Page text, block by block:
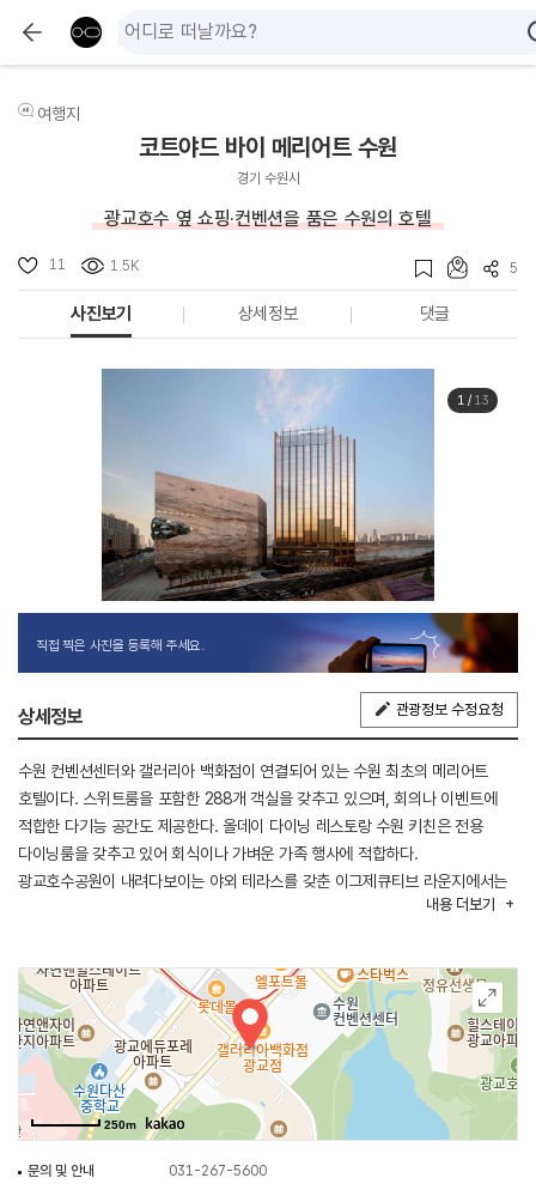
여행지
코트야드 바이 메리어트 수원
경기 수원시
광교호수 옆 쇼핑·컨벤션을 품은 수원의 호텔
11 1.5K 5
사진보기 상세정보 댓글
1/ 13
직접 찍은 사진을 등록해 주세요.
상세정보 관광정보 수정요청
수원 컨벤션센터와 갤러리아 백화점이 연결되어 있는 수원 최초의 메리어트
호텔이다. 스위트룸을 포함한 288개 객실을 갖추고 있으며, 회의나 이벤트에
적합한 다기능 공간도 제공한다. 올데이 다이닝 레스토랑 수원 키친은 전용
다이닝룸을 갖추고 있어 회식이나 가벼운 가족 행사에 적합하다.
광교호수공원이 내려다보이는 야외 테라스를 갖춘 이그제큐티브 라운지에서는
무료 조식과 해피아워, 종일 다과를 제공한다. 럭셔리한 라운지 바 TLT(더
센터에서 운동으로 활력과 에너지를 충전할 수 있다. 호텔은 광교중앙역에서
6분, 강남역에서 30분 거리에 위치해 있다.
내용 더보기
250m
문의 및 안내
031-267-5600